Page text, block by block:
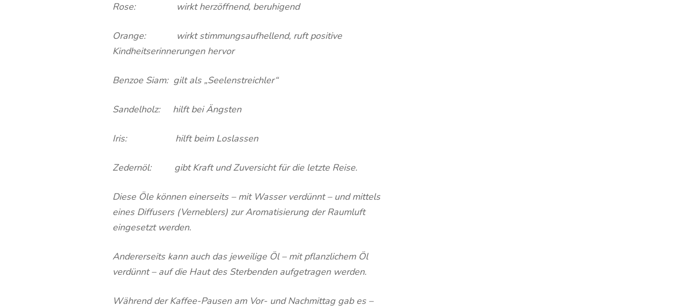
Rose: wirkt herzöffnend, beruhigend
Orange: wirkt stimmungsaufhellend, ruft positive
Kindheitserinnerungen hervor
Benzoe Siam: gilt als „Seelenstreichler“
Sandelholz: hilft bei Ängsten
Iris: hilft beim Loslassen
Zedernöl: gibt Kraft und Zuversicht für die letzte Reise.
Diese Öle können einerseits – mit Wasser verdünnt – und mittels
eines Diffusers (Verneblers) zur Aromatisierung der Raumluft
eingesetzt werden.
Andererseits kann auch das jeweilige Öl – mit pflanzlichem Öl
verdünnt – auf die Haut des Sterbenden aufgetragen werden.
Während der Kaffee-Pausen am Vor- und Nachmittag gab es –